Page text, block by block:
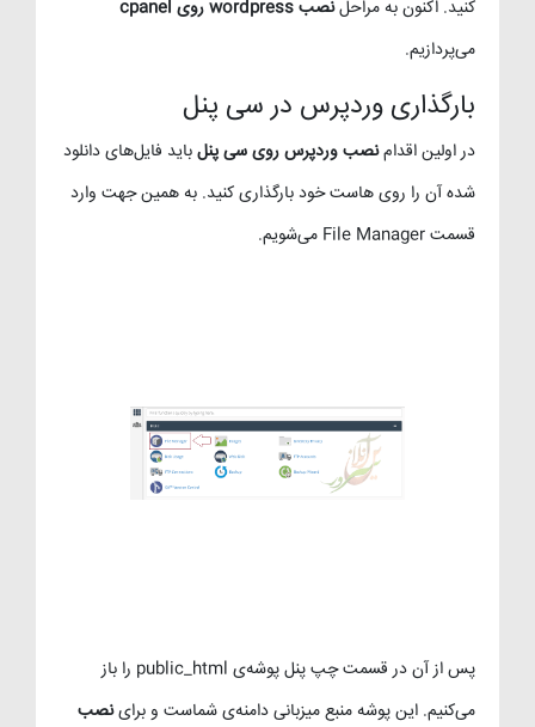
کنید. اکنون به مراحلنصب wordpress روی cpanel
می‌پردازیم.
بارگذاری وردپرس در سی پنل
در اولین اقدامنصب وردپرس روی سی پنلباید فایل‌های دانلود
شده آن را روی هاست خود بارگذاری کنید. به همین جهت وارد
قسمت File Manager می‌شویم.
پس از آن در قسمت چپ پنل پوشه‌ی public_html را باز
می‌کنیم. این پوشه منبع میزبانی دامنه‌ی شماست و براینصب